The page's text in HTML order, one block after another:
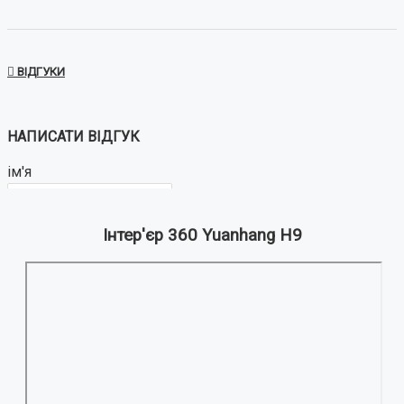
ВІДГУКИ
НАПИСАТИ ВІДГУК
ім'я
Інтер'єр 360 Yuanhang H9